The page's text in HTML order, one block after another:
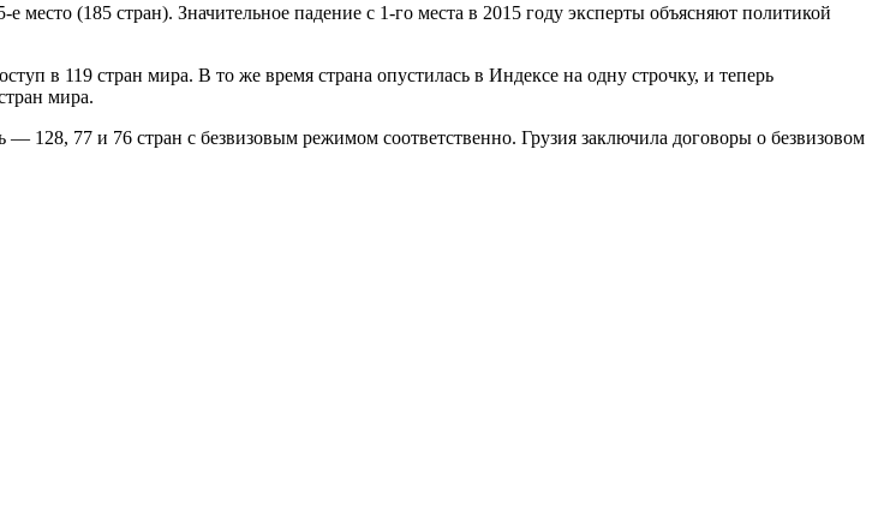
место (185 стран). Значительное падение с 1-го места в 2015 году эксперты объясняют политикой
в 119 стран мира. В то же время страна опустилась в Индексе на одну строчку, и теперь
мира.
— 128, 77 и 76 стран с безвизовым режимом соответственно. Грузия заключила договоры о безвизовом